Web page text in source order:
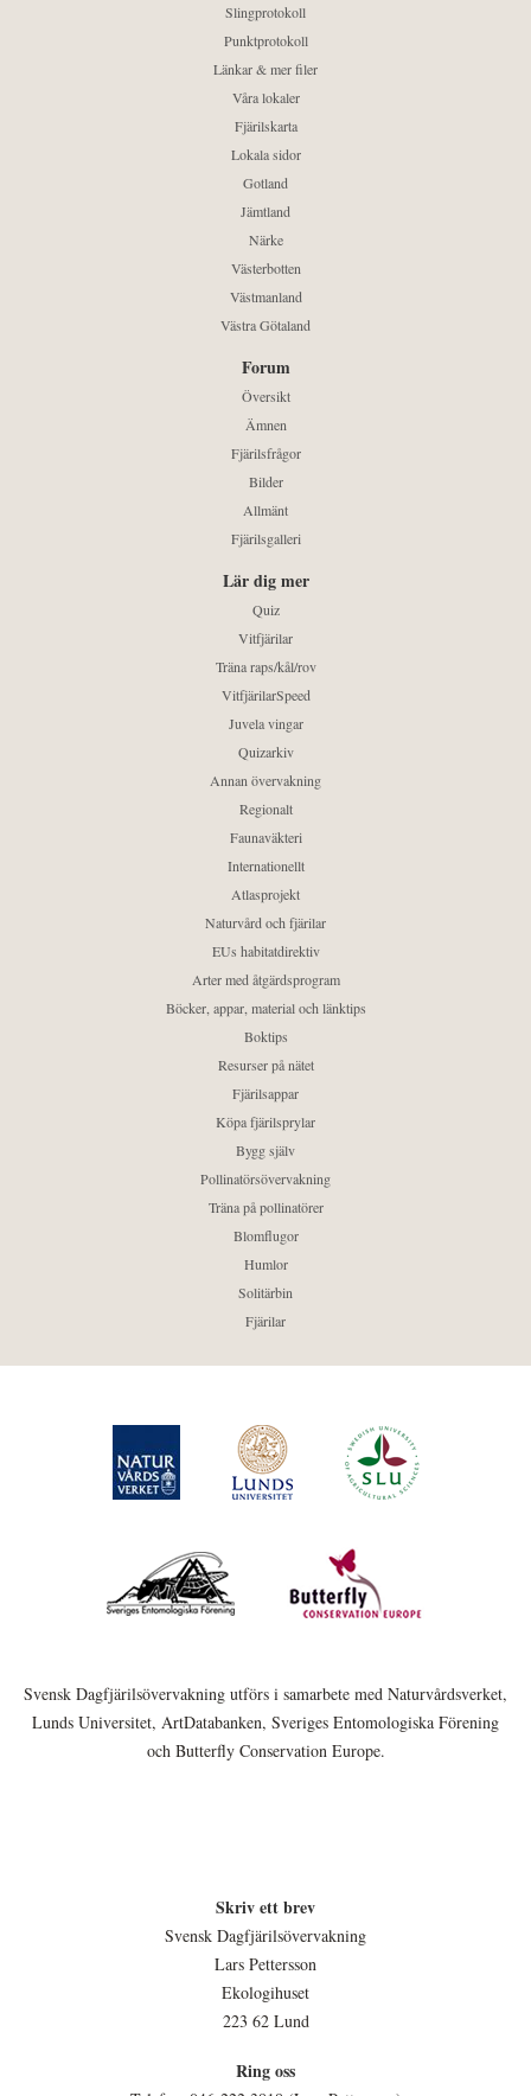
Slingprotokoll
Punktprotokoll
Länkar & mer filer
Våra lokaler
Fjärilskarta
Lokala sidor
Gotland
Jämtland
Närke
Västerbotten
Västmanland
Västra Götaland
Forum
Översikt
Ämnen
Fjärilsfrågor
Bilder
Allmänt
Fjärilsgalleri
Lär dig mer
Quiz
Vitfjärilar
Träna raps/kål/rov
VitfjärilarSpeed
Juvela vingar
Quizarkiv
Annan övervakning
Regionalt
Faunaväkteri
Internationellt
Atlasprojekt
Naturvård och fjärilar
EUs habitatdirektiv
Arter med åtgärdsprogram
Böcker, appar, material och länktips
Boktips
Resurser på nätet
Fjärilsappar
Köpa fjärilsprylar
Bygg själv
Pollinatörsövervakning
Träna på pollinatörer
Blomflugor
Humlor
Solitärbin
Fjärilar
Svensk Dagfjärilsövervakning utförs i samarbete med Naturvårdsverket,
Lunds Universitet, ArtDatabanken, Sveriges Entomologiska Förening
och Butterfly Conservation Europe.
Skriv ett brev
Svensk Dagfjärilsövervakning
Lars Pettersson
Ekologihuset
223 62 Lund
Ring oss